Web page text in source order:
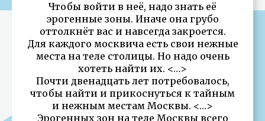
Чтобы войти в неё, надо знать её
эрогенные зоны. Иначе она грубо
оттолкнёт вас и навсегда закроется.
Для каждого москвича есть свои нежные
места на теле столицы. Но надо очень
хотеть найти их. <…>
Почти двенадцать лет потребовалось,
чтобы найти и прикоснуться к тайным
и нежным местам Москвы. <…>
Эрогенных зон на теле Москвы всего